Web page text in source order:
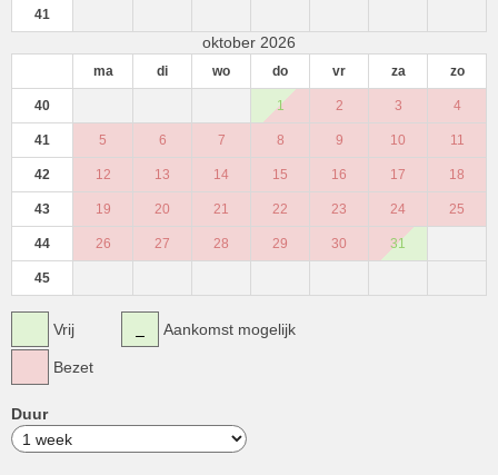
41
oktober 2026
ma di wo do vr za zo
40 1 2 3 4
41 5 6 7 8 9 10 11
42 12 13 14 15 16 17 18
43 19 20 21 22 23 24 25
44 26 27 28 29 30 31
45
Vrij
Bezet
Aankomst mogelijk
Duur